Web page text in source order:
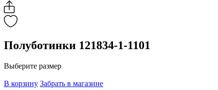
Полуботинки 121834-1-1101
Выберите размер
В корзину Забрать в магазине